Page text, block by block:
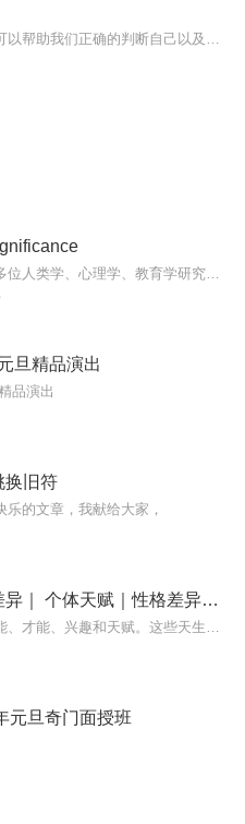
旦精品演出
品演出
换旧符
的文章，我献给大家，
天生不同｜天生差异｜ 个体天赋｜性格差异｜天生的魅力
元旦奇门面授班